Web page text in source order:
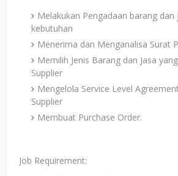
Melakukan Pengadaan barang
kebutuhan
Menerima dan Menganalisa Surat
Memilih Jenis Barang dan Jasa
Supplier
Mengelola Service Level
Supplier
Membuat Purchase Order.
Job Requirement: